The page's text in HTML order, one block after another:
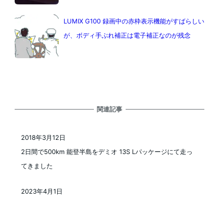
LUMIX G100 録画中の赤枠表示機能がすばらしい
が、ボディ手ぶれ補正は電子補正なのが残念
関連記事
2日間で500km 能登半島をデミオ 13S Lパッケージにて走っ
てきました
2018年3月12日
2023年4月1日